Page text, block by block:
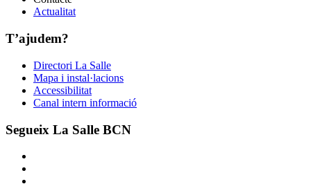
Actualitat
T’ajudem?
Directori La Salle
Mapa i instal·lacions
Accessibilitat
Canal intern informació
Segueix La Salle BCN